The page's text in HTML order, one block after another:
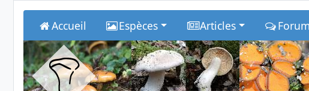
Accueil Espèces Articles Forum